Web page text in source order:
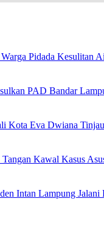
Pidada Kesulitan
PAD Bandar
Kota Eva Dwiana
Kawal Kasus
Intan Lampung